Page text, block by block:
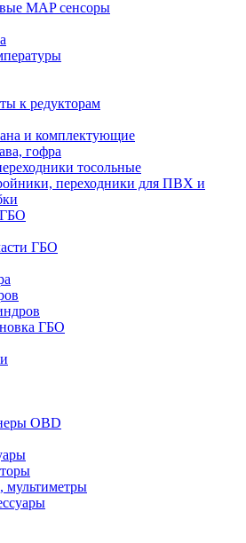
MAP сенсоры
к редукторам
и комплектующие
гофра
тосольные
переходники для ПВХ и
ГБО
ГБО
OBD
мультиметры